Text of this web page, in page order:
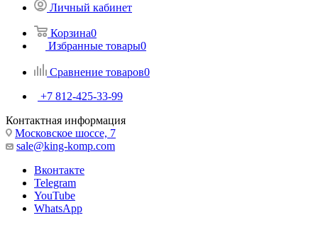
Личный кабинет
Корзина0
Избранные товары0
Сравнение товаров0
+7 812-425-33-99
Контактная информация
Московское шоссе, 7
sale@king-komp.com
Вконтакте
Telegram
YouTube
WhatsApp